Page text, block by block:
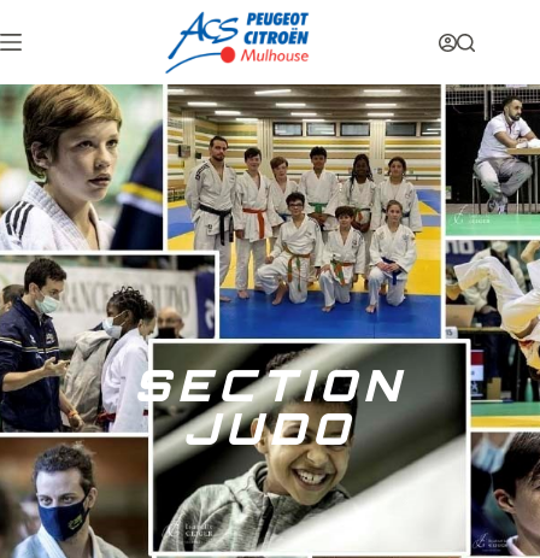
SECTION
JUDO